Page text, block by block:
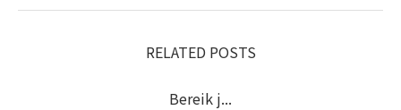
RELATED POSTS
Bereik j...